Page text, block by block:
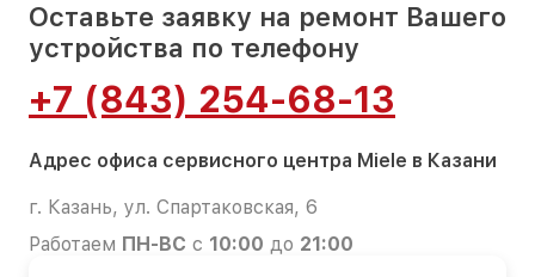
Оставьте заявку на ремонт Вашего
устройства по телефону
+7 (843) 254-68-13
Адрес офиса сервисного центра Miele в Казани
г. Казань, ул. Спартаковская, 6
Работаем ПН-ВС с 10:00 до 21:00